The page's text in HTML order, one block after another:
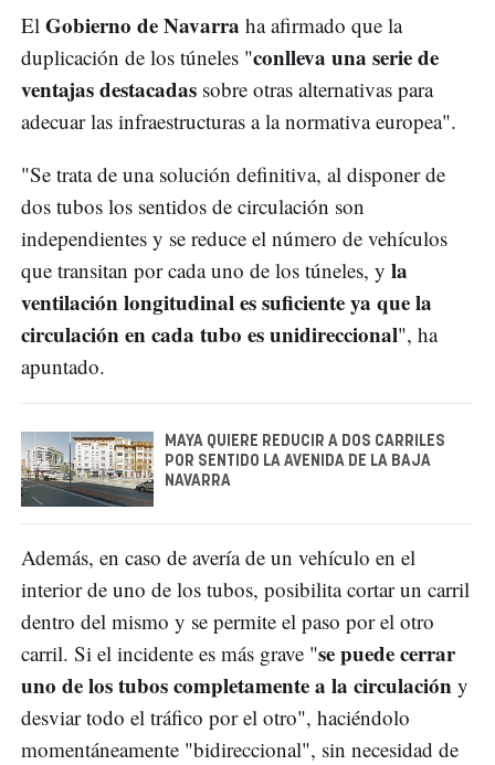
El Gobierno de Navarra ha afirmado que la
duplicación de los túneles "conlleva una serie de
ventajas destacadas sobre otras alternativas para
adecuar las infraestructuras a la normativa europea".
"Se trata de una solución definitiva, al disponer de
dos tubos los sentidos de circulación son
independientes y se reduce el número de vehículos
que transitan por cada uno de los túneles, y la
ventilación longitudinal es suficiente ya que la
circulación en cada tubo es unidireccional", ha
apuntado.
MAYA QUIERE REDUCIR A DOS CARRILES
POR SENTIDO LA AVENIDA DE LA BAJA
NAVARRA
Además, en caso de avería de un vehículo en el
interior de uno de los tubos, posibilita cortar un carril
dentro del mismo y se permite el paso por el otro
carril. Si el incidente es más grave "se puede cerrar
uno de los tubos completamente a la circulación y
desviar todo el tráfico por el otro", haciéndolo
momentáneamente "bidireccional", sin necesidad de